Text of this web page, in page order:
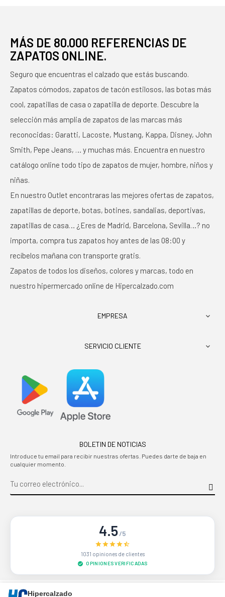
MÁS DE 80.000 REFERENCIAS DE
ZAPATOS ONLINE.
Seguro que encuentras el calzado que estás buscando.
Zapatos cómodos, zapatos de tacón estilosos, las botas más
cool, zapatillas de casa o zapatilla de deporte. Descubre la
selección más amplia de zapatos de las marcas más
reconocidas: Garatti, Lacoste, Mustang, Kappa, Disney, John
Smith, Pepe Jeans, … y muchas más. Encuentra en nuestro
catálogo online todo tipo de zapatos de mujer, hombre, niños y
niñas.
En nuestro Outlet encontraras las mejores ofertas de zapatos,
zapatillas de deporte, botas, botines, sandalias, deportivas,
zapatillas de casa… ¿Eres de Madrid, Barcelona, Sevilla…? no
importa, compra tus zapatos hoy antes de las 08:00 y
recíbelos mañana con transporte gratis.
Zapatos de todos los diseños, colores y marcas, todo en
nuestro hipermercado online de Hipercalzado.com
EMPRESA 
SERVICIO CLIENTE 
BOLETIN DE NOTICIAS
Introduce tu email para recibir nuestras ofertas. Puedes darte de baja en
cualquier momento.
4.5/5
1031 opiniones de clientes
OPINIONES VERIFICADAS
Sitio protegido por reCAPTCHA.
Hipercalzado